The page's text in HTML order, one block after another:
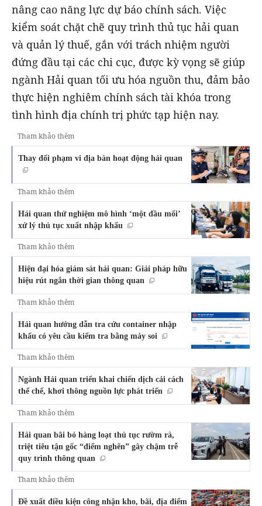
nâng cao năng lực dự báo chính sách. Việc
kiểm soát chặt chẽ quy trình thủ tục hải quan
và quản lý thuế, gắn với trách nhiệm người
đứng đầu tại các chi cục, được kỳ vọng sẽ giúp
ngành Hải quan tối ưu hóa nguồn thu, đảm bảo
thực hiện nghiêm chính sách tài khóa trong
tình hình địa chính trị phức tạp hiện nay.
Tham khảo thêm
Thay đổi phạm vi địa bàn hoạt động hải quan
Tham khảo thêm
Hải quan thử nghiệm mô hình ‘một đầu mối’
xử lý thủ tục xuất nhập khẩu
Tham khảo thêm
Hiện đại hóa giám sát hải quan: Giải pháp hữu
hiệu rút ngắn thời gian thông quan
Tham khảo thêm
Hải quan hướng dẫn tra cứu container nhập
khẩu có yêu cầu kiểm tra bằng máy soi
Tham khảo thêm
Ngành Hải quan triển khai chiến dịch cải cách
thể chế, khơi thông nguồn lực phát triển
Tham khảo thêm
Hải quan bãi bỏ hàng loạt thủ tục rườm rà,
triệt tiêu tận gốc “điểm nghẽn” gây chậm trễ
quy trình thông quan
Tham khảo thêm
Đề xuất điều kiện công nhận kho, bãi, địa điểm